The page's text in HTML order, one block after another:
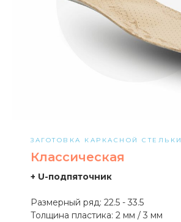
ЗАГОТОВКА КАРКАСНОЙ СТЕЛЬКИ
Классическая
+ U-подпяточник
Размерный ряд: 22.5 - 33.5
Толщина пластика: 2 мм / 3 мм